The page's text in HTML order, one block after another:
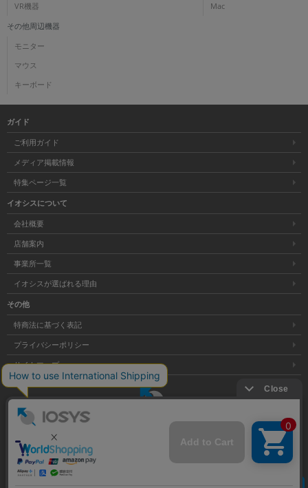
VR機器 Mac
その他周辺機器
モニター
マウス
キーボード
ガイド
ご利用ガイド
メディア掲載情報
特集ページ一覧
イオシスについて
会社概要
店舗案内
事業所一覧
イオシスが選ばれる理由
その他
特商法に基づく表記
プライバシーポリシー
サイトマップ
大阪府公安委員会発行 古物商許可証 第621121002176号
Copyright © 株式会社イオシス All Rights Reserved. クリア